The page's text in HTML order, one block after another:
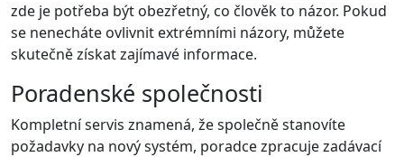
zde je potřeba být obezřetný, co člověk to názor. Pokud
se nenecháte ovlivnit extrémními názory, můžete
skutečně získat zajímavé informace.
Poradenské společnosti
Kompletní servis znamená, že společně stanovíte
požadavky na nový systém, poradce zpracuje zadávací